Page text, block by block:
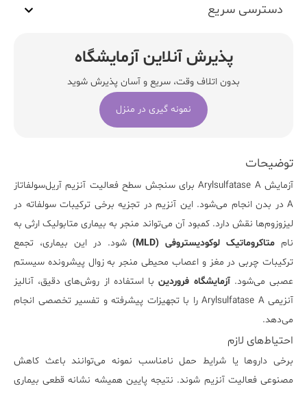
توضیحات
آزمایشArylsulfatase Aبرای سنجش سطح فعالیت آنزیم آریل‌سولفاتاز
A در بدن انجام می‌شود. این آنزیم در تجزیه برخی ترکیبات سولفاته در
لیزوزوم‌ها نقش دارد. کمبود آن می‌تواند منجر به بیماری متابولیک ارثی به
نام متاکروماتیک لوکودیستروفی (MLD)
شود. در این بیماری، تجمع
ترکیبات چربی در مغز و اعصاب محیطی منجر به زوال پیشرونده سیستم
عصبی می‌شود.آزمایشگاه فروردینبا استفاده از روش‌های دقیق، آنالیز
آنزیمی Arylsulfatase A را با تجهیزات پیشرفته و تفسیر تخصصی انجام
می‌دهد.
احتیاط‌های لازم
برخی داروها یا شرایط حمل نامناسب نمونه می‌توانند باعث کاهش
مصنوعی فعالیت آنزیم شوند. نتیجه پایین همیشه نشانه قطعی بیماری
دسترسی سریع
پذیرش آنلاین آزمایشگاه
بدون اتلاف وقت، سریع و آسان پذیرش شوید
نمونه گیری در منزل